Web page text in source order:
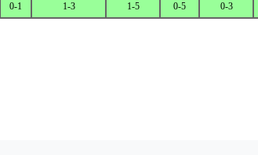
0-1 1-3 1-5 0-5 0-3